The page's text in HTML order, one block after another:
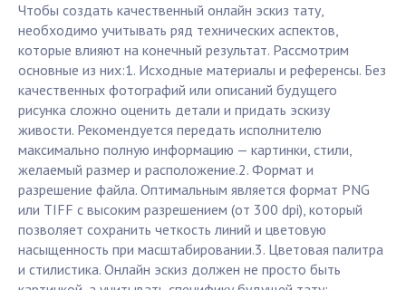
Чтобы создать качественный онлайн эскиз тату,
необходимо учитывать ряд технических аспектов,
которые влияют на конечный результат. Рассмотрим
основные из них:1. Исходные материалы и референсы. Без
качественных фотографий или описаний будущего
рисунка сложно оценить детали и придать эскизу
живости. Рекомендуется передать исполнителю
максимально полную информацию — картинки, стили,
желаемый размер и расположение.2. Формат и
разрешение файла. Оптимальным является формат PNG
или TIFF с высоким разрешением (от 300 dpi), который
позволяет сохранить четкость линий и цветовую
насыщенность при масштабировании.3. Цветовая палитра
и стилистика. Онлайн эскиз должен не просто быть